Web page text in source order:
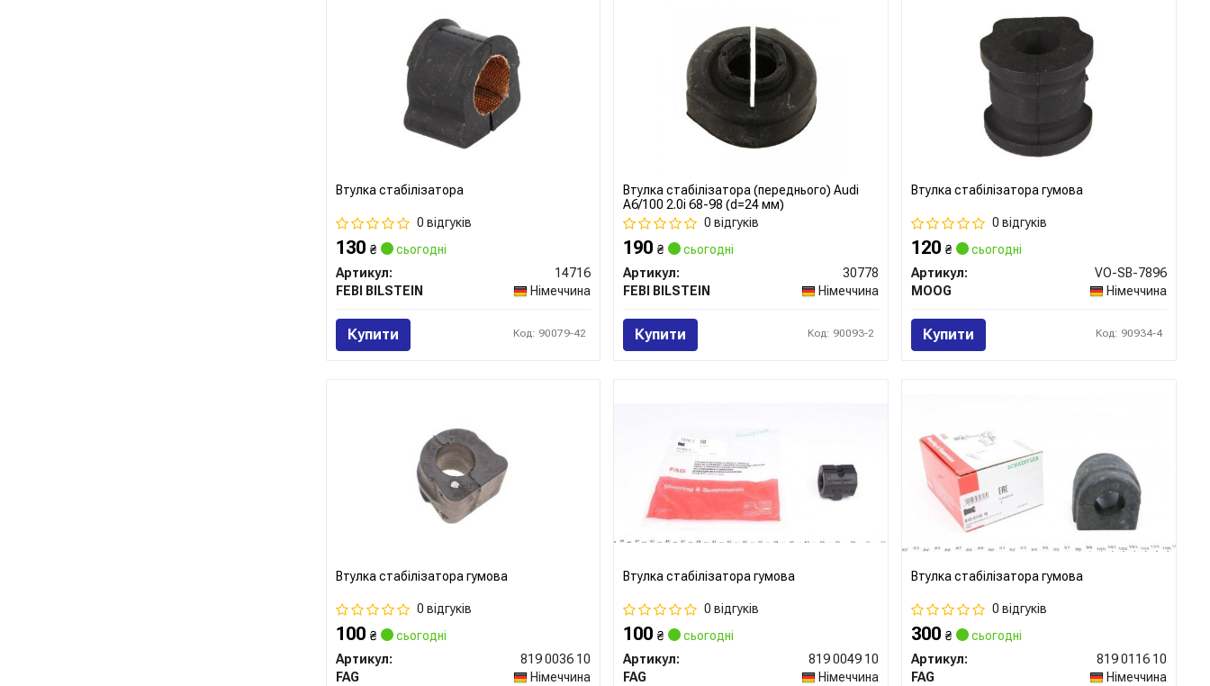
Втулка стабілізатора
0 відгуків
130 ₴
сьогодні
Артикул:
14716
FEBI BILSTEIN
Німеччина
Купити Код: 90079-42
Втулка стабілізатора (переднього) Audi
A6/100 2.0i 68-98 (d=24 мм)
0 відгуків
190₴
сьогодні
Артикул:
30778
FEBI BILSTEIN
Німеччина
Купити Код: 90093-2
Втулка стабілізатора гумова
0 відгуків
120₴
сьогодні
Артикул:
VO-SB-7896
MOOG
Німеччина
Купити Код: 90934-4
Втулка стабілізатора гумова
0 відгуків
100 ₴
сьогодні
Артикул:
819 0036 10
FAG
Німеччина
Втулка стабілізатора гумова
0 відгуків
100₴
сьогодні
Артикул:
819 0049 10
FAG
Німеччина
Втулка стабілізатора гумова
0 відгуків
300₴
сьогодні
Артикул:
819 0116 10
FAG
Німеччина